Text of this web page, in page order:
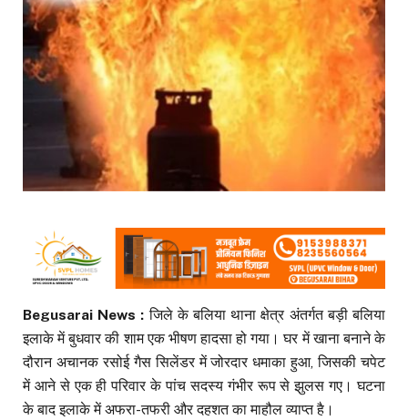
Begusarai News : जिले के बलिया थाना क्षेत्र अंतर्गत बड़ी बलिया
इलाके में बुधवार की शाम एक भीषण हादसा हो गया। घर में खाना बनाने के
दौरान अचानक रसोई गैस सिलेंडर में जोरदार धमाका हुआ, जिसकी चपेट
में आने से एक ही परिवार के पांच सदस्य गंभीर रूप से झुलस गए। घटना
के बाद इलाके में अफरा-तफरी और दहशत का माहौल व्याप्त है।